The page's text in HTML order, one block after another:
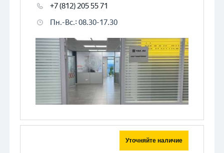
+7 (812) 205 55 71
Пн.-Вс.: 08.30-17.30
Уточняйте наличие